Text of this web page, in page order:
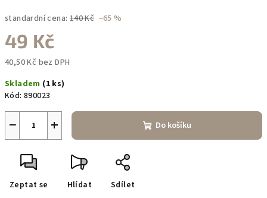
standardní cena: 140 Kč –65 %
49 Kč
40,50 Kč bez DPH
cena:
Skladem (1 ks)
Kód: 890023
+
− Do košíku
Zeptat se Hlídat Sdílet